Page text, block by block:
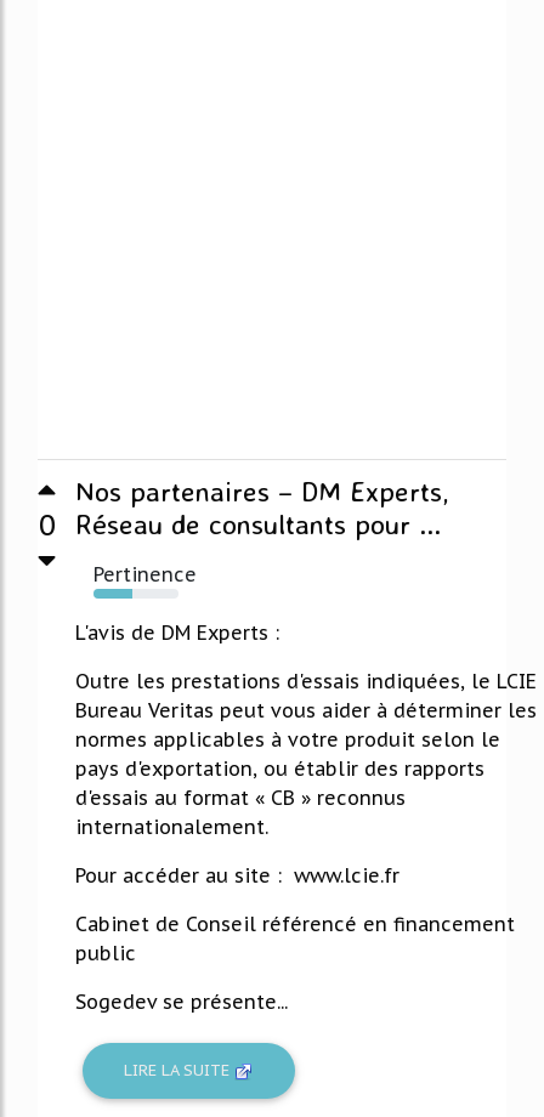
0
Nos partenaires – DM Experts,
Réseau de consultants pour ...
Pertinence
45%
L'avis de DM Experts :
Outre les prestations d'essais indiquées, le LCIE
Bureau Veritas peut vous aider à déterminer les
normes applicables à votre produit selon le
pays d'exportation, ou établir des rapports
d'essais au format « CB » reconnus
internationalement.
Pour accéder au site : www.lcie.fr
Cabinet de Conseil référencé en financement
public
Sogedev se présente...
LIRE LA SUITE